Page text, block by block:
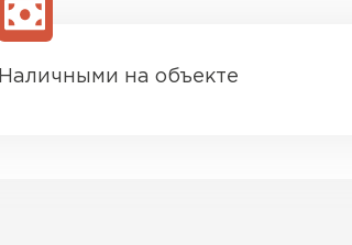
Наличными на объекте